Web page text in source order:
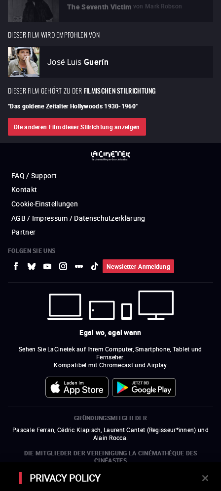
The Seventh Victim von Mark Robson
DIESER FILM WIRD EMPFOHLEN VON
José Luis Guerín
DIESER FILM GEHÖRT ZU DERFILMISCHEN STILRICHTUNG
"Das goldene Zeitalter Hollywoods 1930-1960"
Die anderen Film dieser Stilrichtung anzeigen
FAQ / Support
Kontakt
Cookie-Einstellungen
AGB / Impressum / Datenschutzerklärung
Partner
FOLGEN SIE UNS
Newsletter-Anmeldung
Egal wo, egal wann
Sehen Sie LaCinetek auf Ihrem Computer, Smartphone, Tablet und
Fernseher.
Kompatibel mit Chromecast und Airplay
GRÜNDUNGSMITGLIEDER
Pascale Ferran, Cédric Klapisch, Laurent Cantet (Regisseur*innen) und
Alain Rocca.
DIE MITGLIEDER DER VEREINIGUNG LA CINÉMATHÈQUE DES
CINÉASTES
Olivier Assayas, Bertrand Bonello, Michel Hazanavicius (Repräsentant der
ARP), Rebecca Zlotowski und Mikael Buch (Repräsentant der SRF)
PRIVACY POLICY